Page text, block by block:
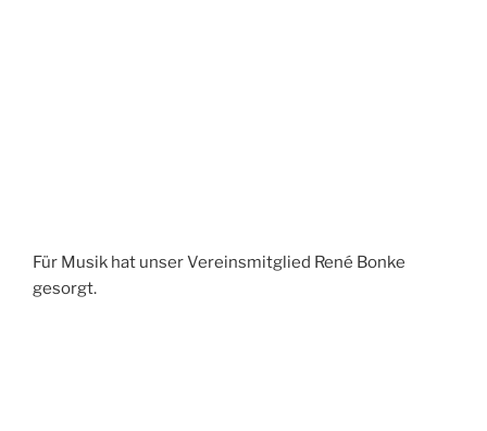
Für Musik hat unser Vereinsmitglied René Bonke
gesorgt.